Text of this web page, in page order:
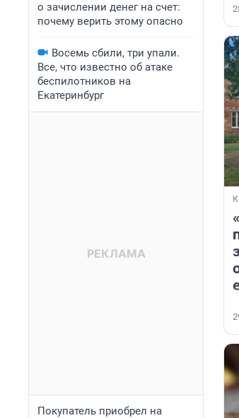
о зачислении денег на счет:
почему верить этому опасно
Восемь сбили, три упали.
Все, что известно об атаке
беспилотников на
Екатеринбург
Покупатель приобрел на